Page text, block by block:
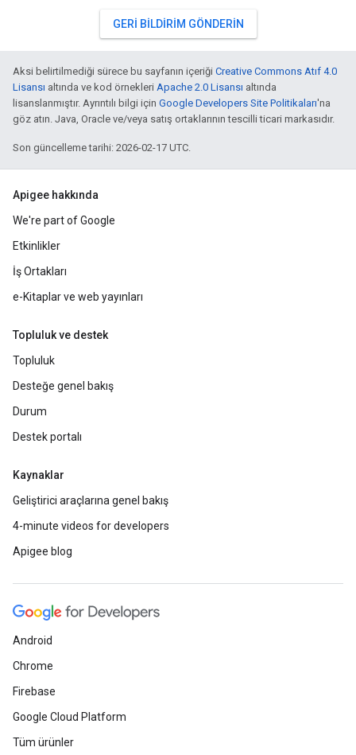
GERI BILDIRIM GÖNDERIN
Aksi belirtilmediği sürece bu sayfanın içeriği Creative Commons Atıf 4.0
Lisansı altında ve kod örnekleri Apache 2.0 Lisansı altında
lisanslanmıştır. Ayrıntılı bilgi için Google Developers Site Politikaları'na
göz atın. Java, Oracle ve/veya satış ortaklarının tescilli ticari markasıdır.
Son güncelleme tarihi: 2026-02-17 UTC.
Apigee hakkında
We're part of Google
Etkinlikler
İş Ortakları
e-Kitaplar ve web yayınları
Topluluk ve destek
Topluluk
Desteğe genel bakış
Durum
Destek portalı
Kaynaklar
Geliştirici araçlarına genel bakış
4-minute videos for developers
Apigee blog
Android
Chrome
Firebase
Google Cloud Platform
Tüm ürünler